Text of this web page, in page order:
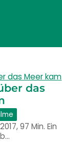
das
97 Min. Ein